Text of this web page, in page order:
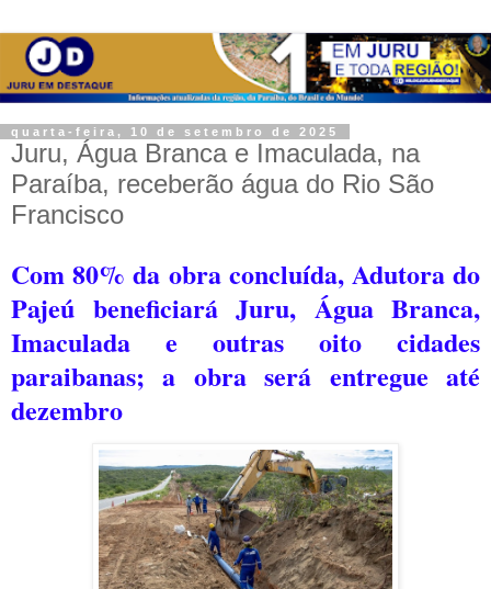
quarta-feira, 10 de setembro de 2025
Juru, Água Branca e Imaculada, na
Paraíba, receberão água do Rio São
Francisco
Com 80% da obra concluída, Adutora do
Pajeú beneficiará Juru, Água Branca,
Imaculada e outras oito cidades
paraibanas; a obra será entregue até
dezembro